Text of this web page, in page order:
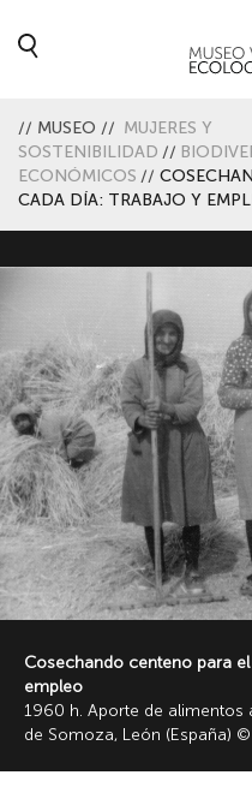
// MUSEO // MUJERES Y
SOSTENIBILIDAD //
ECONÓMICOS //
CADA DÍA: TRABAJO Y
Cosechando centeno para
empleo
1960 h. Aporte de alimentos
de Somoza, León (España)